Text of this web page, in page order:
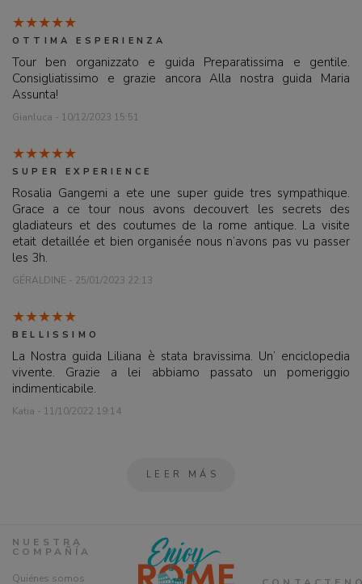
OTTIMA ESPERIENZA
Tour ben organizzato e guida Preparatissima e gentile.
Consigliatissimo e grazie ancora Alla nostra guida Maria
Assunta!
Gianluca - 10/12/2023 15:51
SUPER EXPERIENCE
Rosalia Gangemi a ete une super guide tres sympathique.
Grace a ce tour nous avons decouvert les secrets des
gladiateurs et des coutumes de la rome antique. La visite
etait detaillée et bien organisée nous n’avons pas vu passer
les 3h.
GÉRALDINE - 25/01/2023 22:13
BELLISSIMO
La Nostra guida Liliana è stata bravissima. Un’ enciclopedia
vivente. Grazie a lei abbiamo passato un pomeriggio
indimenticabile.
Katia - 11/10/2022 19:14
LEER MÁS
NUESTRA
COMPAÑÍA
Quiénes somos